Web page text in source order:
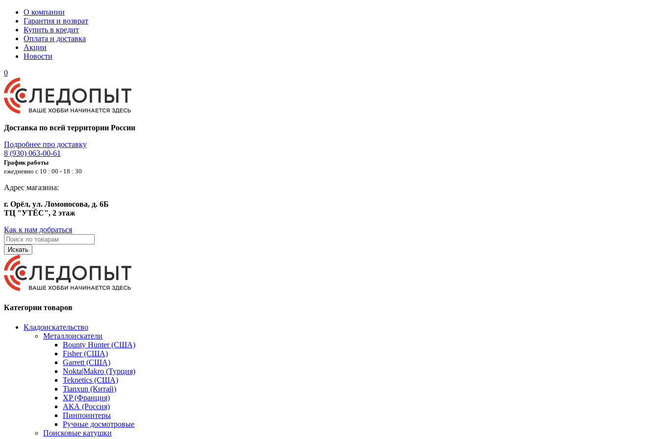
О компании
Гарантия и возврат
Купить в кредит
Оплата и доставка
Акции
Новости
0
Доставка по всей территории России
Подробнее про доставку
8 (930) 063-00-61
График работы
ежедневно с 10 : 00 - 18 : 30
Адрес магазина:
г. Орёл, ул. Ломоносова, д. 6Б
ТЦ "УТЁС", 2 этаж
Как к нам добраться
Искать
Категории товаров
Кладоискательство
Металлоискатели
Bounty Hunter (США)
Fisher (США)
Garrett (США)
Nokta|Makro (Турция)
Teknetics (США)
Tianxun (Китай)
XP (Франция)
АКА (Россия)
Пинпоинтеры
Ручные досмотровые
Поисковые катушки